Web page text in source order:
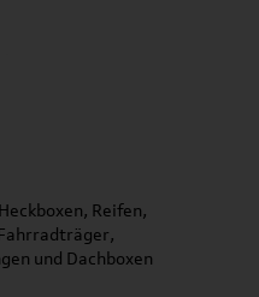
Reifen,
und Dachboxen